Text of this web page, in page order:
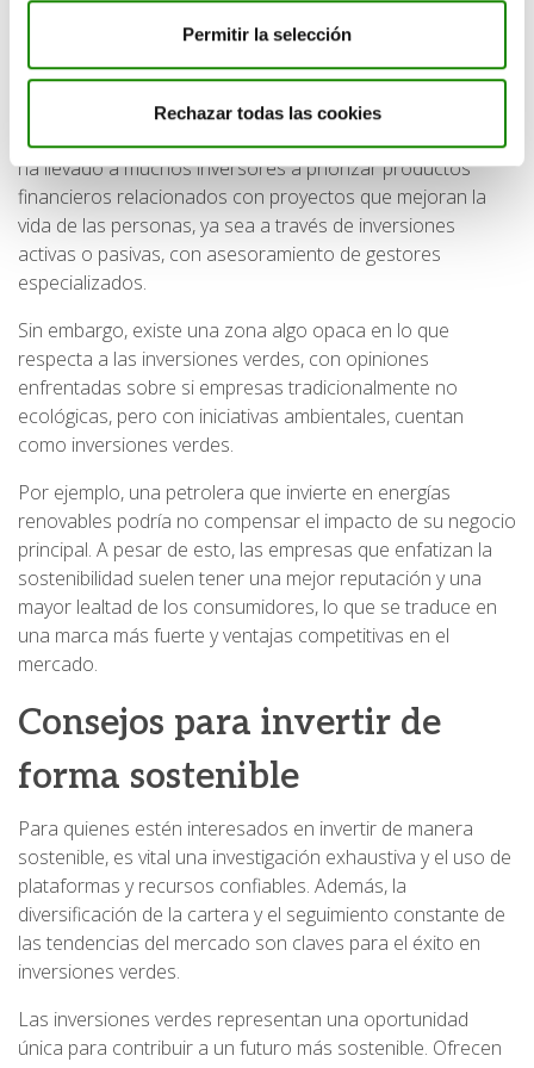
Permitir la selección
Rechazar todas las cookies
Empresas sostenibles y ética
empresarial
La tendencia hacia la inversión socialmente responsable
ha llevado a muchos inversores a priorizar productos
financieros relacionados con proyectos que mejoran la
vida de las personas, ya sea a través de inversiones
activas o pasivas, con asesoramiento de gestores
especializados.
Sin embargo, existe una zona algo opaca en lo que
respecta a las inversiones verdes, con opiniones
enfrentadas sobre si empresas tradicionalmente no
ecológicas, pero con iniciativas ambientales, cuentan
como inversiones verdes.
Por ejemplo, una petrolera que invierte en energías
renovables podría no compensar el impacto de su negocio
principal. A pesar de esto, las empresas que enfatizan la
sostenibilidad suelen tener una mejor reputación y una
mayor lealtad de los consumidores, lo que se traduce en
una marca más fuerte y ventajas competitivas en el
mercado.
Consejos para invertir de
forma sostenible
Para quienes estén interesados en invertir de manera
sostenible, es vital una investigación exhaustiva y el uso de
plataformas y recursos confiables. Además, la
diversificación de la cartera y el seguimiento constante de
las tendencias del mercado son claves para el éxito en
inversiones verdes.
Las inversiones verdes representan una oportunidad
única para contribuir a un futuro más sostenible. Ofrecen